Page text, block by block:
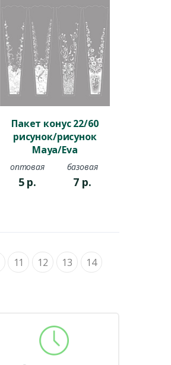
Пакет конус 22/60
рисунок/рисунок
Maya/Eva
оптовая
5 р.
базовая
7 р.
11 12 13
14